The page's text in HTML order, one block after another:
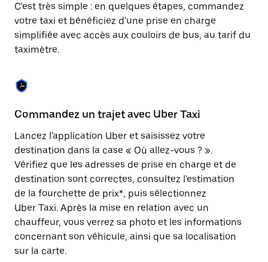
une
date.
Appuyez
sur
la
pour
fermer
calendrier.
C'est très simple : en quelques étapes, commandez
votre taxi et bénéficiez d'une prise en charge
simplifiée avec accès aux couloirs de bus, au tarif du
taximètre.
Commandez un trajet avec Uber Taxi
Lancez l'application Uber et saisissez votre
destination dans la case « Où allez-vous ? ».
Vérifiez que les adresses de prise en charge et de
destination sont correctes, consultez l'estimation
de la fourchette de prix*, puis sélectionnez
Uber Taxi. Après la mise en relation avec un
chauffeur, vous verrez sa photo et les informations
concernant son véhicule, ainsi que sa localisation
sur la carte.